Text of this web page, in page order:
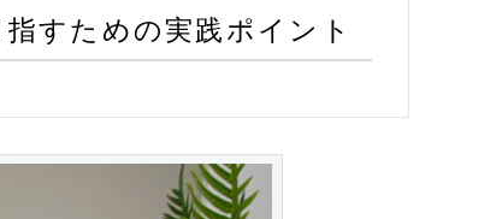
すための実践ポイント